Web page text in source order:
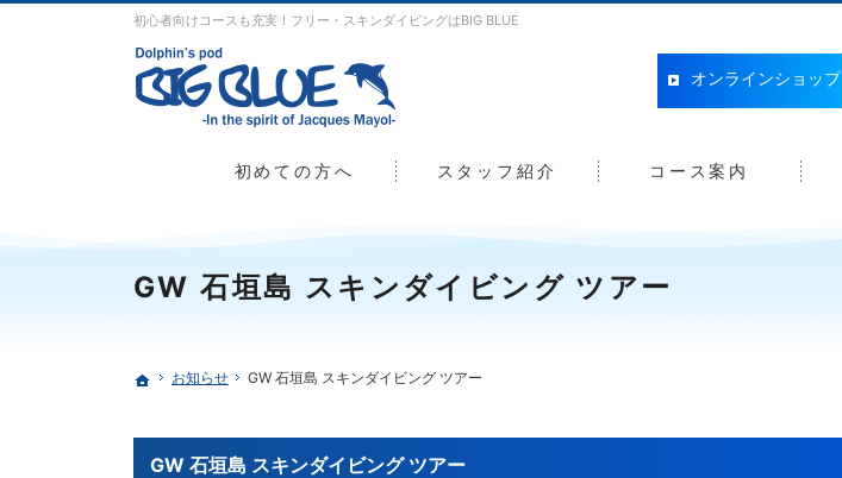
GW 石垣島 スキンダイビング ツアー
初心者向けコースも充実！フリー・スキンダイビングはBIG BLUE
ホーム
お知らせ GW 石垣島 スキンダイビング ツアー
GW 石垣島 スキンダイビング ツアー
オンラインショップ
初めての方へ スタッフ紹介 コース案内